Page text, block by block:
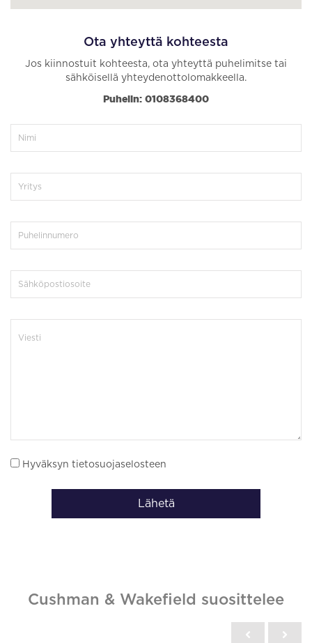
Ota yhteyttä kohteesta
Jos kiinnostuit kohteesta, ota yhteyttä puhelimitse tai
sähköisellä yhteydenottolomakkeella.
Puhelin: 0108368400
Hyväksyn tietosuojaselosteen
Lähetä
Cushman & Wakefield suosittelee